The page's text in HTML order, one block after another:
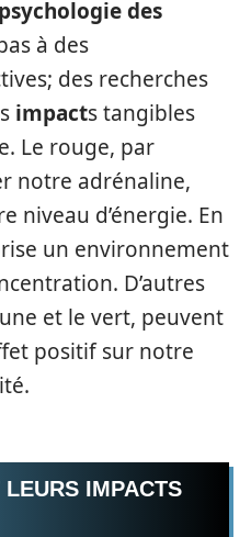
psychologie des
à des
des recherches
impacts tangibles
Le rouge, par
notre adrénaline,
niveau d’énergie. En
un environnement
D’autres
et le vert, peuvent
positif sur notre
IMPACTS